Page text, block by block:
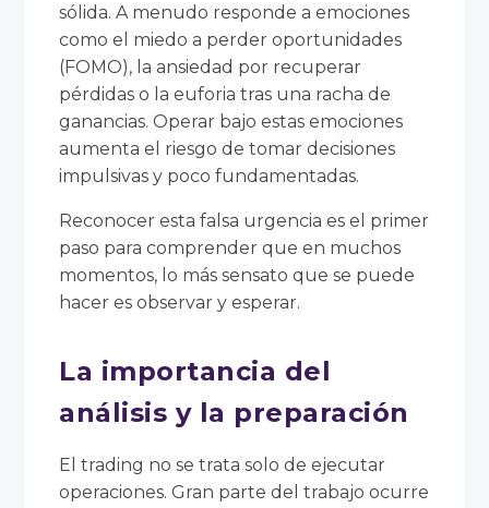
sólida. A menudo responde a emociones
como el miedo a perder oportunidades
(FOMO), la ansiedad por recuperar
pérdidas o la euforia tras una racha de
ganancias. Operar bajo estas emociones
aumenta el riesgo de tomar decisiones
impulsivas y poco fundamentadas.
Reconocer esta falsa urgencia es el primer
paso para comprender que en muchos
momentos, lo más sensato que se puede
hacer es observar y esperar.
La importancia del
análisis y la preparación
El trading no se trata solo de ejecutar
operaciones. Gran parte del trabajo ocurre